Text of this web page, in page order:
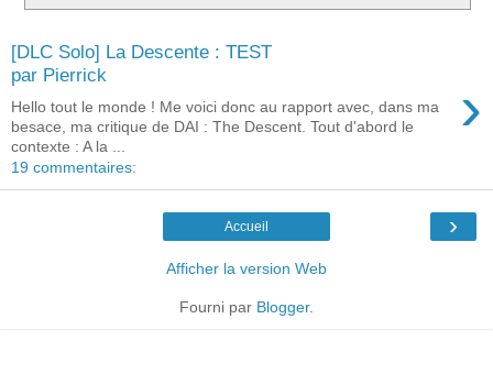
[DLC Solo] La Descente : TEST
par Pierrick
›
Hello tout le monde ! Me voici donc au rapport avec, dans ma
besace, ma critique de DAI : The Descent. Tout d'abord le
contexte : A la ...
19 commentaires:
›
Accueil
Afficher la version Web
Fourni par Blogger.